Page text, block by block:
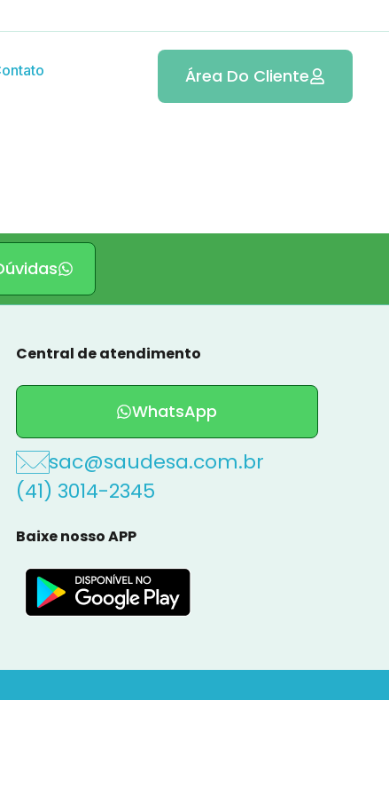
Área Do Cliente
Central de atendimento
WhatsApp
sac@saudesa.com.br
(41) 3014-2345
Baixe nosso APP